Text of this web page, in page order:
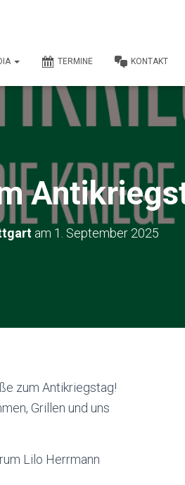
TERMINE KONTAKT
am 1. September 2025
zum Antikriegstag!
Grillen und uns
Lilo Herrmann